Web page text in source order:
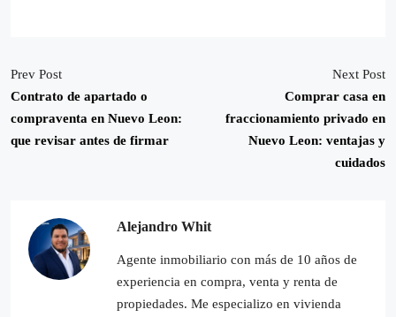
Prev Post
Contrato de apartado o
compraventa en Nuevo Leon:
que revisar antes de firmar
Next Post
Comprar casa en
fraccionamiento privado en
Nuevo Leon: ventajas y
cuidados
Alejandro Whit
Agente inmobiliario con más de 10 años de
experiencia en compra, venta y renta de
propiedades. Me especializo en vivienda